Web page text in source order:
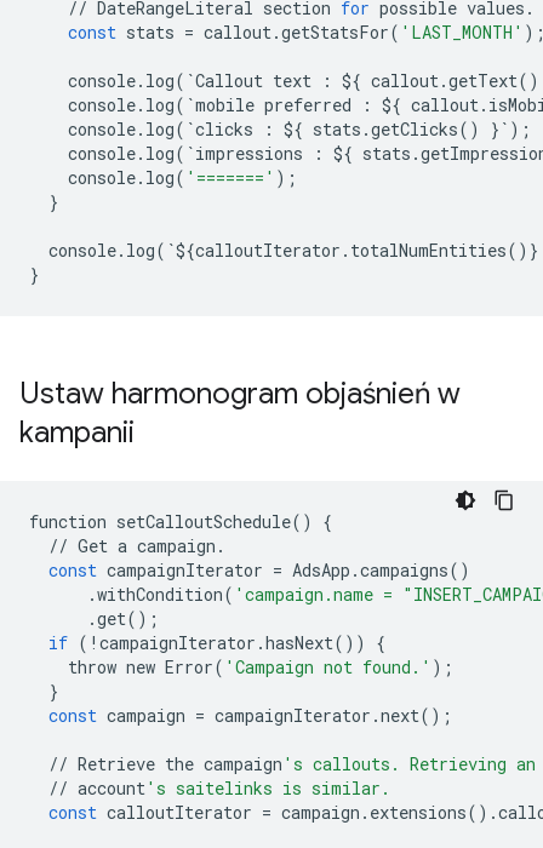
// DateRangeLiteral section for possible values .
const stats = callout.getStatsFor( 'LAST_MONTH'
console. log( `Callout text : ${ callout.getText()
console. log( `mobile preferred : ${ callout.
console. log( `clicks : ${ stats .getClicks() } ` );
console. log( `impressions : ${ stats .
console. log( '=======' );
}
console. log( `${calloutIterator . totalNumEntities()}
}
Ustaw harmonogram objaśnień w
kampanii
function setCalloutSchedule()
{
// Get a campaign .
const campaignIterator = AdsApp .campaigns()
.withCondition( 'campaign.name =
.get();
if ( ! campaignIterator .hasNext())
{
throw new Error( 'Campaign not found.' );
}
const campaign = campaignIterator .next();
// Retrieve the campaign 's callouts. Retrieving an
// account's saitelinks is similar.
const calloutIterator = campaign . extensions() .